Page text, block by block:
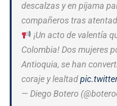
descalzas y en pijama
compañeros tras
¡Un acto de valentía
Colombia! Dos mujeres
Antioquia, se han
coraje y lealtad
— Diego Botero